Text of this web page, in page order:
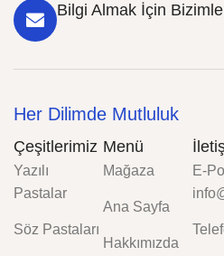
Bilgi Almak İçin
Her Dilimde Mutluluk
Çeşitlerimiz
Yazılı
Pastalar
Söz Pastaları
Menü
Mağaza
Ana Sayfa
Hakkımızda
E-